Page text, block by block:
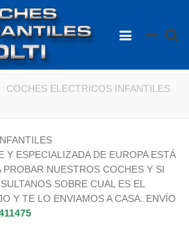
COCHES ELECTRICOS INFANTILES
Y ESPECIALIZADA DE EUROPA ESTÁ
PROBAR NUESTROS COCHES Y SI
SOBRE CUAL ES EL
Y TE LO ENVIAMOS A CASA. ENVÍO